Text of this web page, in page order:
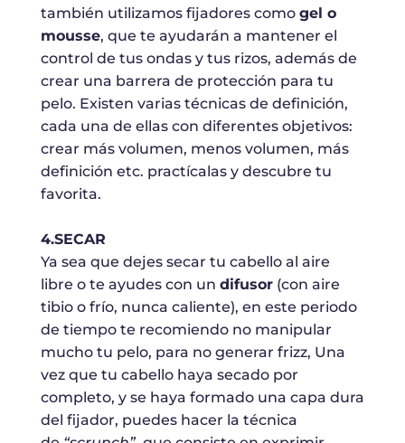
también utilizamos fijadores como gel o
mousse, que te ayudarán a mantener el
control de tus ondas y tus rizos, además de
crear una barrera de protección para tu
pelo. Existen varias técnicas de definición,
cada una de ellas con diferentes objetivos:
crear más volumen, menos volumen, más
definición etc. practícalas y descubre tu
favorita.
4.SECAR
Ya sea que dejes secar tu cabello al aire
libre o te ayudes con un difusor(con aire
tibio o frío, nunca caliente), en este periodo
de tiempo te recomiendo no manipular
mucho tu pelo, para no generar frizz, Una
vez que tu cabello haya secado por
completo, y se haya formado una capa dura
del fijador, puedes hacer la técnica